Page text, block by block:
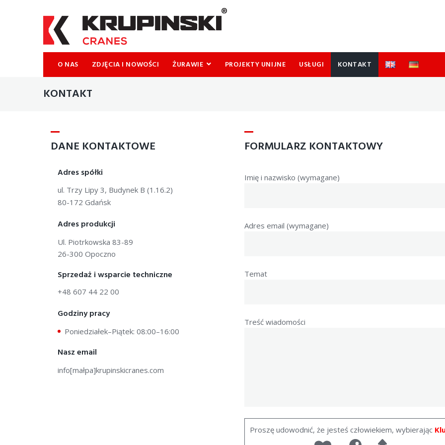
O NAS ZDJĘCIA I NOWOŚCI ŻURAWIE PROJEKTY UNIJNE USŁUGI KONTAKT
KONTAKT
DANE KONTAKTOWE
Adres spółki
ul. Trzy Lipy 3, Budynek B (1.16.2)
80-172 Gdańsk
Adres produkcji
Ul. Piotrkowska 83-89
26-300 Opoczno
Sprzedaż i wsparcie techniczne
+48 607 44 22 00
Godziny pracy
Poniedziałek–Piątek: 08:00–16:00
Nasz email
info[małpa]krupinskicranes.com
FORMULARZ KONTAKTOWY
Imię i nazwisko (wymagane)
Adres email (wymagane)
Temat
Treść wiadomości
Proszę udowodnić, że jesteś człowiekiem, wybierając